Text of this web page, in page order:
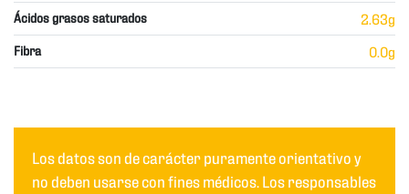
Ácidos grasos saturados 2.63g
Fibra 0.0g
Los datos son de carácter puramente orientativo y
no deben usarse con fines médicos. Los responsables